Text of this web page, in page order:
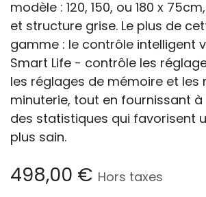
modèle : 120, 150, ou 180 x
et structure grise. Le plus de
gamme : le contrôle intelligent
Smart Life - contrôle les
les réglages de mémoire et les
minuterie, tout en fournissant à
des statistiques qui favorisent
plus sain.
498,00 € Hors taxes